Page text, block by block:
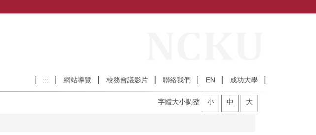
:::
網站導覽 校務會議影片 聯絡我們 EN 成功大學
字體大小調整 小 中 大